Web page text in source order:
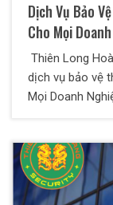
Dịch Vụ Bảo
Cho Mọi
Thiên Long
dịch vụ bảo vệ
Mọi Doanh